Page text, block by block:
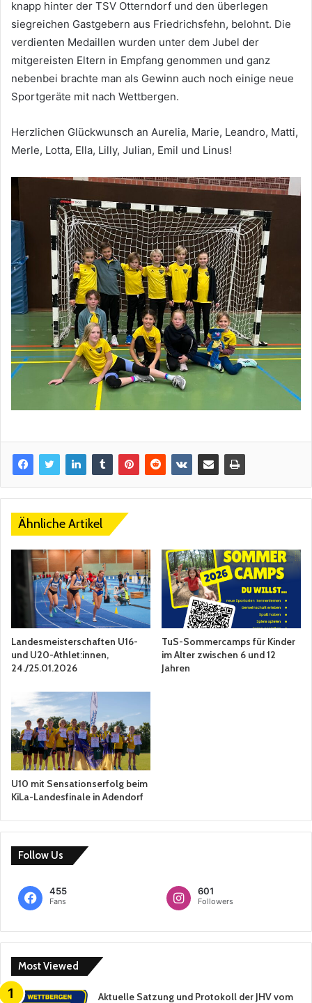
knapp hinter der TSV Otterndorf und den überlegen
siegreichen Gastgebern aus Friedrichsfehn, belohnt. Die
verdienten Medaillen wurden unter dem Jubel der
mitgereisten Eltern in Empfang genommen und ganz
nebenbei brachte man als Gewinn auch noch einige neue
Sportgeräte mit nach Wettbergen.
Herzlichen Glückwunsch an Aurelia, Marie, Leandro, Matti,
Merle, Lotta, Ella, Lilly, Julian, Emil und Linus!
Ähnliche Artikel
Landesmeisterschaften U16-
und U20-Athlet:innen,
24./25.01.2026
TuS-Sommercamps für Kinder
im Alter zwischen 6 und 12
Jahren
U10 mit Sensationserfolg beim
KiLa-Landesfinale in Adendorf
Follow Us
455
Fans
601
Followers
Most Viewed
Aktuelle Satzung und Protokoll der JHV vom